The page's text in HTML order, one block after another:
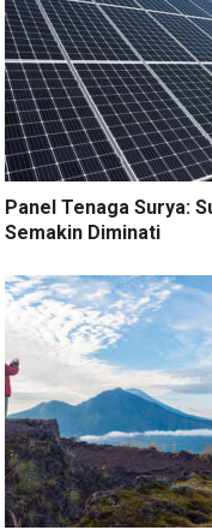
Panel Tenaga Surya:
Semakin Diminati